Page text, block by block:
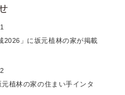
2026」に坂元植林の家が掲載
植林の家の住まい手インタ